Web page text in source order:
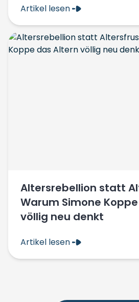
Artikel lesen
Altersrebellion statt
Warum Simone
völlig neu denkt
Artikel lesen